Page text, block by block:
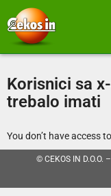
Korisnici sa
trebalo imati
You don’t have access
© CEKOS IN